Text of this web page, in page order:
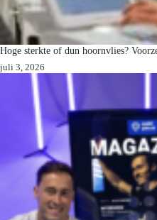
Hoge sterkte of dun hoornvlies?
juli 3, 2026